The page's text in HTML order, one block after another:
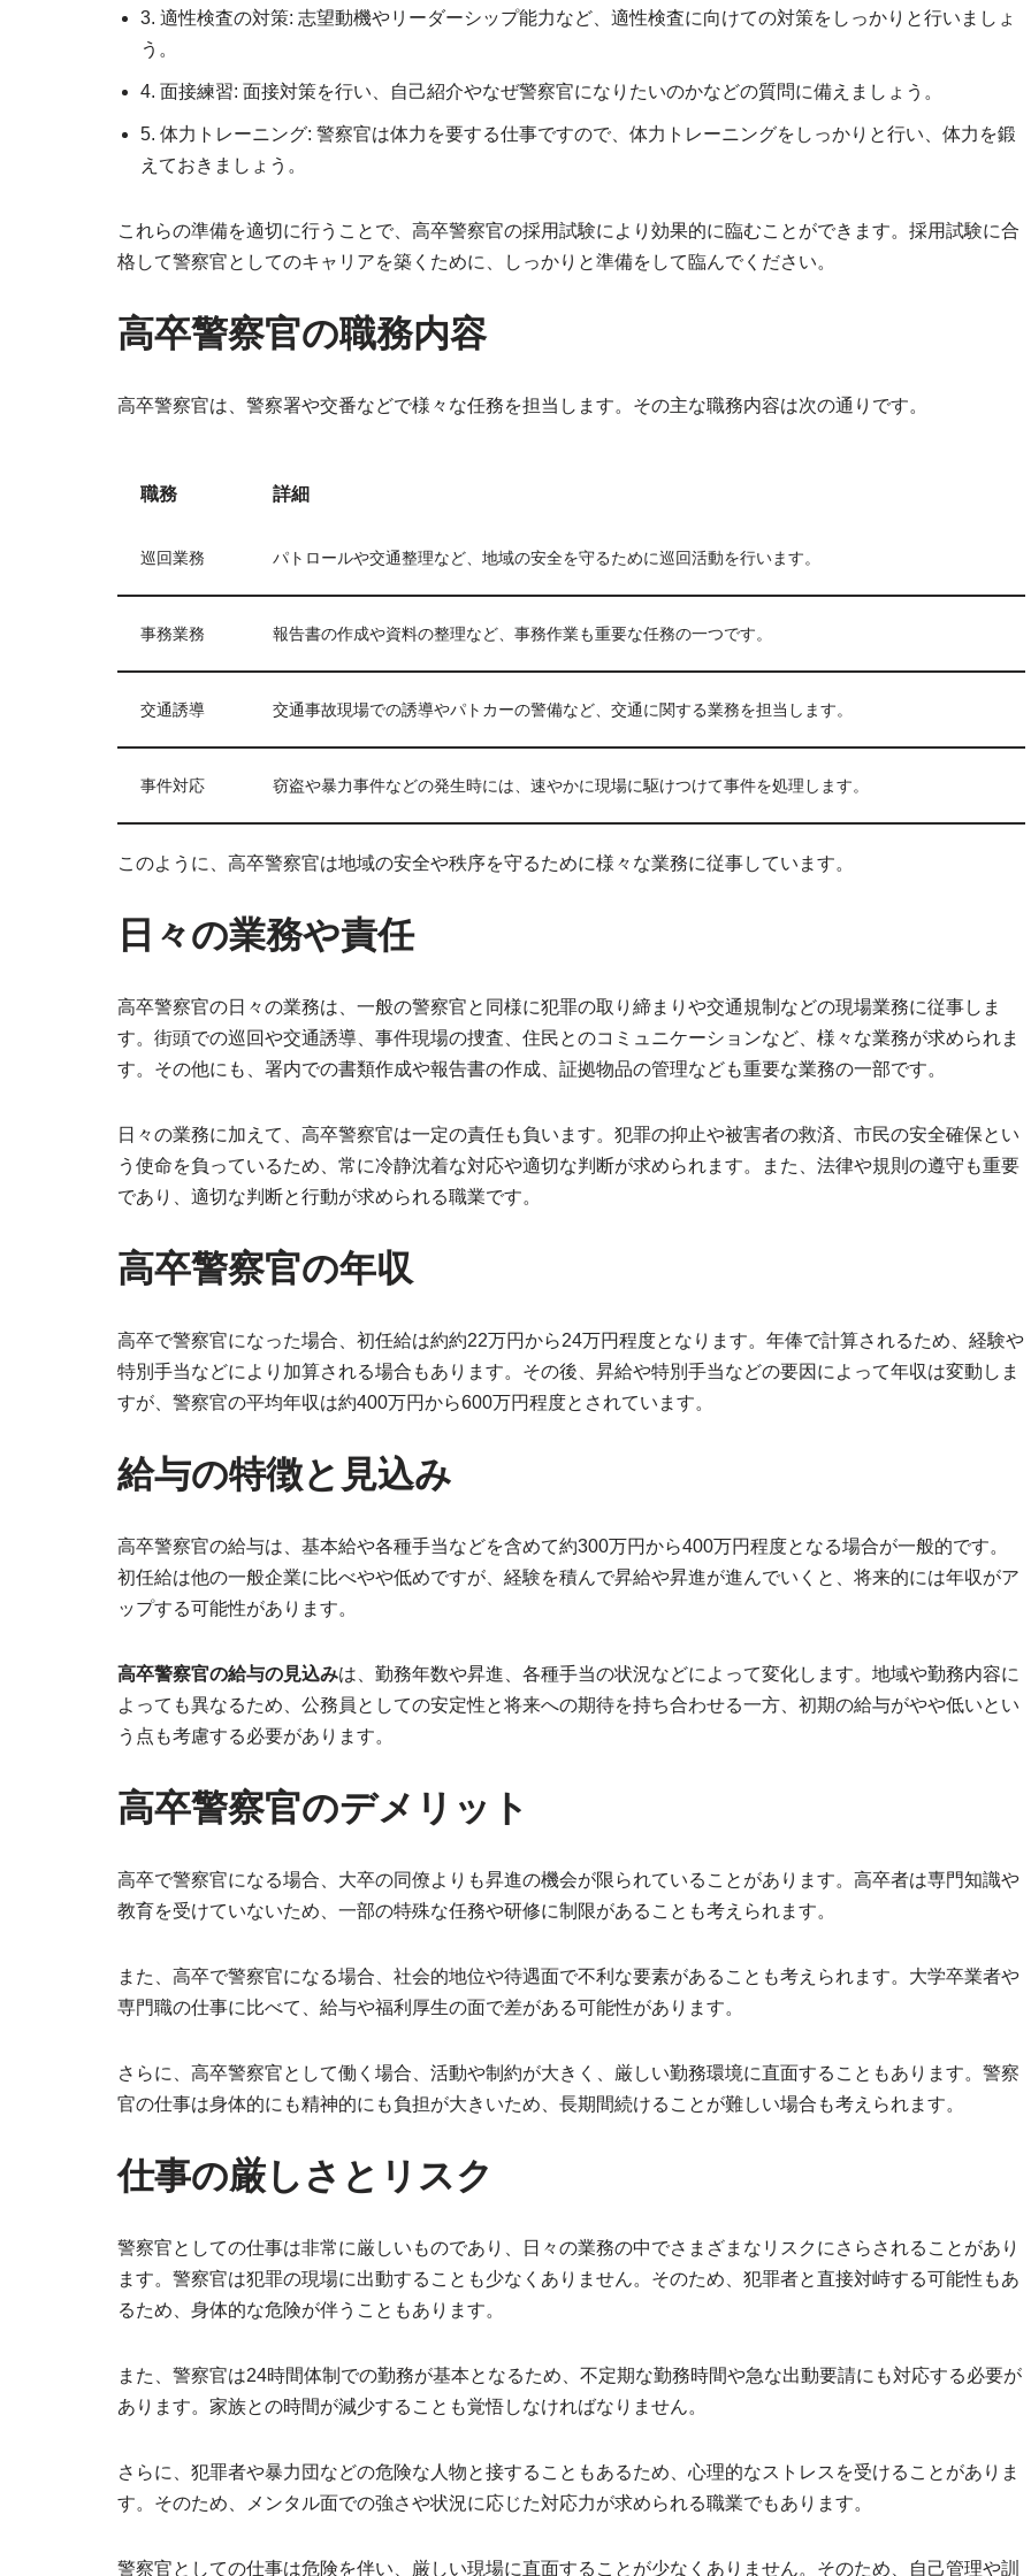
3. 適性検査の対策: 志望動機やリーダーシップ能力など、適性検査に向けての対策をしっかりと行いましょ
う。
4. 面接練習: 面接対策を行い、自己紹介やなぜ警察官になりたいのかなどの質問に備えましょう。
5. 体力トレーニング: 警察官は体力を要する仕事ですので、体力トレーニングをしっかりと行い、体力を鍛
えておきましょう。
これらの準備を適切に行うことで、高卒警察官の採用試験により効果的に臨むことができます。採用試験に合
格して警察官としてのキャリアを築くために、しっかりと準備をして臨んでください。
高卒警察官の職務内容
高卒警察官は、警察署や交番などで様々な任務を担当します。その主な職務内容は次の通りです。
職務 詳細
巡回業務 パトロールや交通整理など、地域の安全を守るために巡回活動を行います。
事務業務 報告書の作成や資料の整理など、事務作業も重要な任務の一つです。
交通誘導 交通事故現場での誘導やパトカーの警備など、交通に関する業務を担当します。
事件対応 窃盗や暴力事件などの発生時には、速やかに現場に駆けつけて事件を処理します。
このように、高卒警察官は地域の安全や秩序を守るために様々な業務に従事しています。
日々の業務や責任
高卒警察官の日々の業務は、一般の警察官と同様に犯罪の取り締まりや交通規制などの現場業務に従事しま
す。街頭での巡回や交通誘導、事件現場の捜査、住民とのコミュニケーションなど、様々な業務が求められま
す。その他にも、署内での書類作成や報告書の作成、証拠物品の管理なども重要な業務の一部です。
日々の業務に加えて、高卒警察官は一定の責任も負います。犯罪の抑止や被害者の救済、市民の安全確保とい
う使命を負っているため、常に冷静沈着な対応や適切な判断が求められます。また、法律や規則の遵守も重要
であり、適切な判断と行動が求められる職業です。
高卒警察官の年収
高卒で警察官になった場合、初任給は約約22万円から24万円程度となります。年俸で計算されるため、経験や
特別手当などにより加算される場合もあります。その後、昇給や特別手当などの要因によって年収は変動しま
すが、警察官の平均年収は約400万円から600万円程度とされています。
給与の特徴と見込み
高卒警察官の給与は、基本給や各種手当などを含めて約300万円から400万円程度となる場合が一般的です。
初任給は他の一般企業に比べやや低めですが、経験を積んで昇給や昇進が進んでいくと、将来的には年収がア
ップする可能性があります。
高卒警察官の給与の見込みは、勤務年数や昇進、各種手当の状況などによって変化します。地域や勤務内容に
よっても異なるため、公務員としての安定性と将来への期待を持ち合わせる一方、初期の給与がやや低いとい
う点も考慮する必要があります。
高卒警察官のデメリット
高卒で警察官になる場合、大卒の同僚よりも昇進の機会が限られていることがあります。高卒者は専門知識や
教育を受けていないため、一部の特殊な任務や研修に制限があることも考えられます。
また、高卒で警察官になる場合、社会的地位や待遇面で不利な要素があることも考えられます。大学卒業者や
専門職の仕事に比べて、給与や福利厚生の面で差がある可能性があります。
さらに、高卒警察官として働く場合、活動や制約が大きく、厳しい勤務環境に直面することもあります。警察
官の仕事は身体的にも精神的にも負担が大きいため、長期間続けることが難しい場合も考えられます。
仕事の厳しさとリスク
警察官としての仕事は非常に厳しいものであり、日々の業務の中でさまざまなリスクにさらされることがあり
ます。警察官は犯罪の現場に出動することも少なくありません。そのため、犯罪者と直接対峙する可能性もあ
るため、身体的な危険が伴うこともあります。
また、警察官は24時間体制での勤務が基本となるため、不定期な勤務時間や急な出動要請にも対応する必要が
あります。家族との時間が減少することも覚悟しなければなりません。
さらに、犯罪者や暴力団などの危険な人物と接することもあるため、心理的なストレスを受けることがありま
す。そのため、メンタル面での強さや状況に応じた対応力が求められる職業でもあります。
警察官としての仕事は危険を伴い、厳しい現場に直面することが少なくありません。そのため、自己管理や訓